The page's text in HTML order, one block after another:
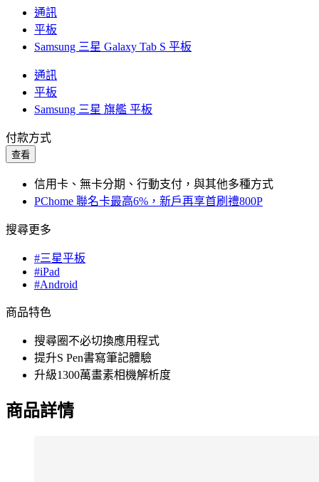
通訊
平板
Samsung 三星 Galaxy Tab S 平板
通訊
平板
Samsung 三星 旗艦 平板
付款方式
查看
信用卡、無卡分期、行動支付，與其他多種方式
PChome 聯名卡最高6%，新戶再享首刷禮800P
搜尋更多
#三星平板
#iPad
#Android
商品特色
搜尋圈不必切換應用程式
提升S Pen書寫筆記體驗
升級1300萬畫素相機解析度
商品詳情